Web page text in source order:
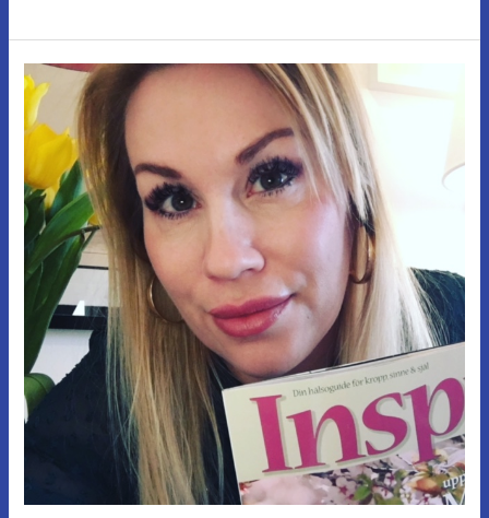
Litterär
agent
för
andlig
genre
sökes